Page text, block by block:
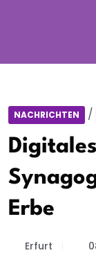
NACHRICHTEN /
Erbe
Erfurt